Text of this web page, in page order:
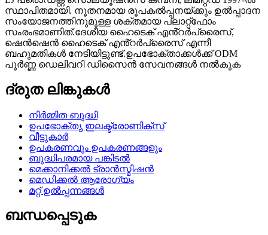
സ്ഥാപിതമായി. നൂതനമായ രൂപകൽപ്പനയ്ക്കും ഉൽപ്പാദന
സംയോജനത്തിനുമുള്ള ശക്തമായ പ്ലാറ്റ്ഫോം
സംരംഭമാണിത്.ദേശീയ ഹൈടെക് എൻ്റർപ്രൈസ്,
ഷെൻഷെൻ ഹൈടെക് എൻ്റർപ്രൈസ് എന്നീ
ബഹുമതികൾ നേടിയിട്ടുണ്ട്.ഉപഭോക്താക്കൾക്ക് ODM
പൂർണ്ണ ഡെലിവറി ഡിസൈൻ സേവനങ്ങൾ നൽകുക
ദ്രുത ലിങ്കുകൾ
നിർമ്മിത ബുദ്ധി
ഉപഭോക്തൃ ഇലക്ട്രോണിക്സ്
വീട്ടുകാർ
ഉപകരണവും ഉപകരണങ്ങളും
ബുദ്ധിപരമായ പങ്കിടൽ
മെക്കാനിക്കൽ ട്രാൻസ്മിഷൻ
മെഡിക്കൽ ആരോഗ്യം
മറ്റ് ഉൽപ്പന്നങ്ങൾ
ബന്ധപ്പെടുക